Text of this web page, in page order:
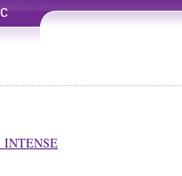
INTENSE